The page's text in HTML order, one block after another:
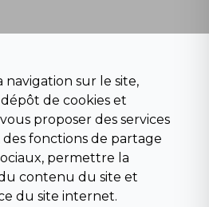
sur le site,
de cookies et
proposer des services
fonctions de partage
permettre la
contenu du site et
du site internet.